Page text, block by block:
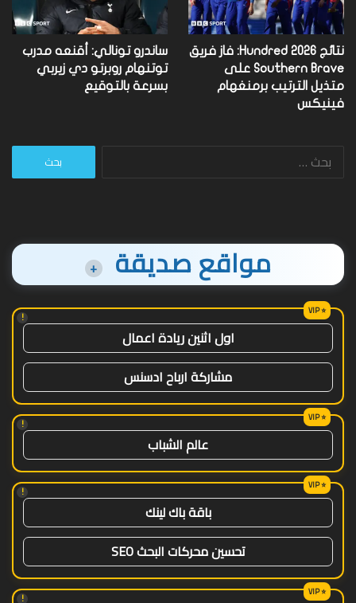
نتائج Hundred 2026: فاز فريق
Southern Brave على
متذيل الترتيب برمنغهام
فينيكس
ساندرو تونالي: أقنعه مدرب
توتنهام روبرتو دي زيربي
بسرعة بالتوقيع
البحث
مواقع صديقة +
!
اول اثنين ريادة اعمال
مشاركة ارباح ادسنس
!
عالم الشباب
!
باقة باك لينك
تحسين محركات البحث SEO
!